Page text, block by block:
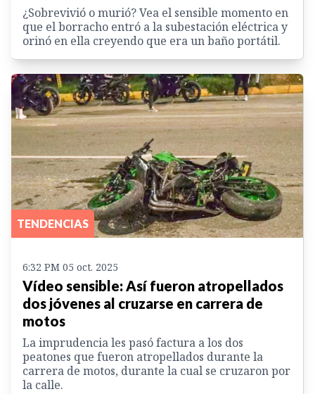
¿Sobrevivió o murió? Vea el sensible momento en
que el borracho entró a la subestación eléctrica y
orinó en ella creyendo que era un baño portátil.
TENDENCIAS
6:32 PM 05 oct. 2025
Vídeo sensible: Así fueron atropellados
dos jóvenes al cruzarse en carrera de
motos
La imprudencia les pasó factura a los dos
peatones que fueron atropellados durante la
carrera de motos, durante la cual se cruzaron por
la calle.